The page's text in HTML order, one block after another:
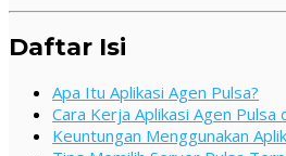
Daftar Isi
Apa Itu Aplikasi Agen Pulsa?
Cara Kerja Aplikasi Agen Pulsa
Keuntungan Menggunakan